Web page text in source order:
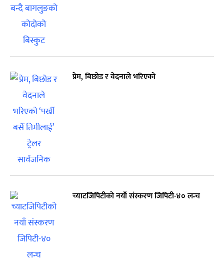
प्रेम, बिछोड र वेदनाले भरिएको
च्याटजिपिटीको नयाँ संस्करण जिपिटी-४० लन्च